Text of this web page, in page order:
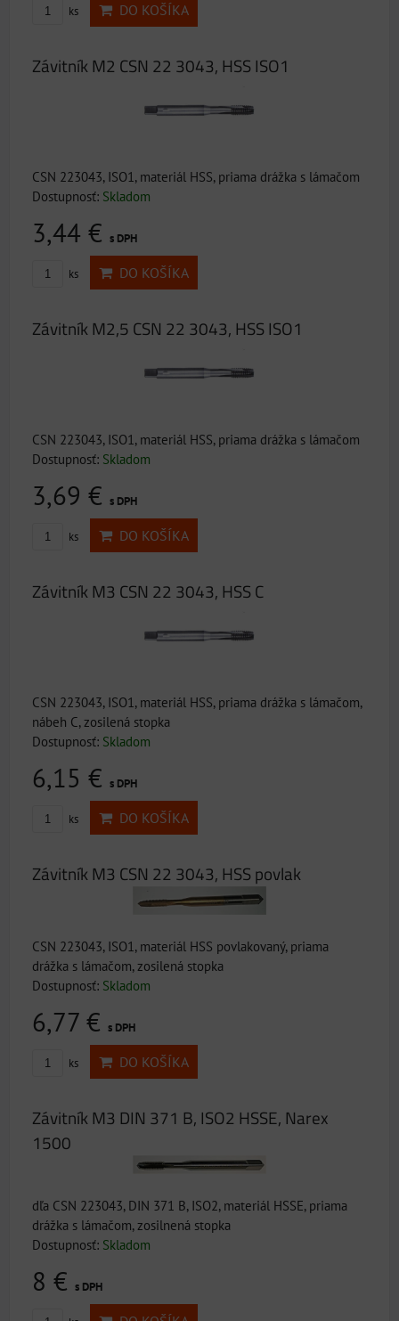
ks DO KOŠÍKA
Závitník M2 CSN 22 3043, HSS ISO1
CSN 223043, ISO1, materiál HSS, priama drážka s lámačom
Dostupnosť: Skladom
3,44 € s DPH
ks DO KOŠÍKA
Závitník M2,5 CSN 22 3043, HSS ISO1
CSN 223043, ISO1, materiál HSS, priama drážka s lámačom
Dostupnosť: Skladom
3,69 € s DPH
ks DO KOŠÍKA
Závitník M3 CSN 22 3043, HSS C
CSN 223043, ISO1, materiál HSS, priama drážka s lámačom,
nábeh C, zosilená stopka
Dostupnosť: Skladom
6,15 € s DPH
ks DO KOŠÍKA
Závitník M3 CSN 22 3043, HSS povlak
CSN 223043, ISO1, materiál HSS povlakovaný, priama
drážka s lámačom, zosilená stopka
Dostupnosť: Skladom
6,77 € s DPH
ks DO KOŠÍKA
Závitník M3 DIN 371 B, ISO2 HSSE, Narex
1500
dľa CSN 223043, DIN 371 B, ISO2, materiál HSSE, priama
drážka s lámačom, zosilnená stopka
Dostupnosť: Skladom
8 € s DPH